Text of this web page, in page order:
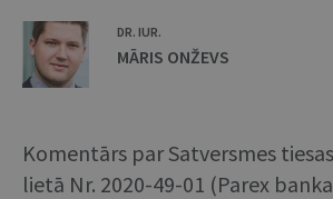
DR. IUR.
MĀRIS ONŽEVS
Komentārs par Satversmes
lietā Nr. 2020-49-01 (Parex